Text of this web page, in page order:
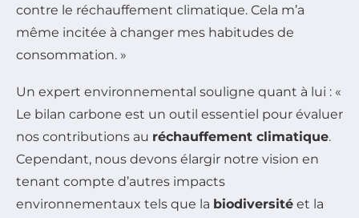
contre le réchauffement climatique. Cela m’a
même incitée à changer mes habitudes de
consommation. »
Un expert environnemental souligne quant à lui : «
Le bilan carbone est un outil essentiel pour évaluer
nos contributions au réchauffement climatique.
Cependant, nous devons élargir notre vision en
tenant compte d’autres impacts
environnementaux tels que la biodiversité et la